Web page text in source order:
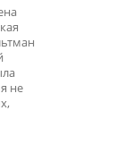
не